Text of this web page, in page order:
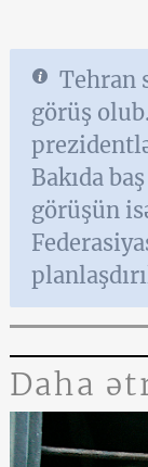
Tehran
görüş
Bakıda
görüşün
Daha